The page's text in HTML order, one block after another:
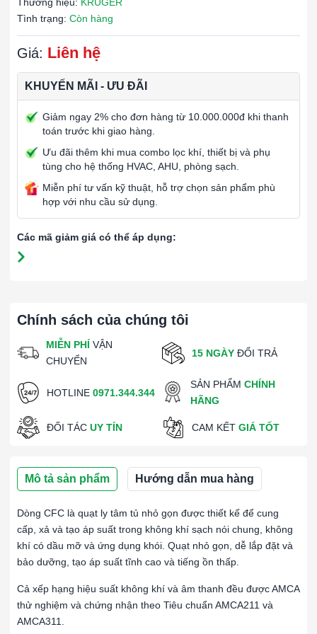
Chính sách của chúng tôi
MIỄN PHÍ VẬN
CHUYỂN
15 NGÀY ĐỔI TRẢ
HOTLINE 0971.344.344
SẢN PHẨMCHÍNH
HÃNG
ĐỐI TÁC UY TÍN CAM KẾT GIÁ TỐT
Mô tả sản phẩm Hướng dẫn mua hàng
Dòng CFC là quạt ly tâm tủ nhỏ gọn được thiết kế để cung
cấp, xả và tạo áp suất trong không khí sạch nói chung, không
khí có dầu mỡ và ứng dụng khói. Quạt nhỏ gọn, dễ lắp đặt và
bảo dưỡng, tạo áp suất tĩnh cao và tiếng ồn thấp.
Cả xếp hạng hiệu suất không khí và âm thanh đều được AMCA
thử nghiệm và chứng nhận theo Tiêu chuẩn AMCA211 và
AMCA311.
Tình trạng: Còn hàng
Giá: Liên hệ
KHUYẾN MÃI - ƯU ĐÃI
Giảm ngay 2% cho đơn hàng từ 10.000.000đ khi thanh
toán trước khi giao hàng.
Ưu đãi thêm khi mua combo lọc khí, thiết bị và phụ
tùng cho hệ thống HVAC, AHU, phòng sạch.
Miễn phí tư vấn kỹ thuật, hỗ trợ chọn sản phẩm phù
hợp với nhu cầu sử dụng.
Các mã giảm giá có thể áp dụng: